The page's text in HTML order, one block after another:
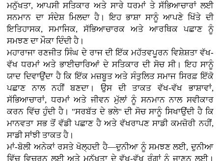
ਮਨੁੱਖਤਾ, ਆਪਸੀ ਸਤਿਕਾਰ ਅਤੇ ਸਾਰੇ ਧਰਮਾਂ ਤੇ ਸੱਭਿਆਚਾਰਾਂ ਲਈ
ਸਨਮਾਨ ਦਾ ਸੰਦੇਸ਼ ਮਿਲਦਾ ਹੈ। ਇਹ ਭਾਸ਼ਾ ਸਾਨੂੰ ਆਪਣੇ ਖਿੱਤੇ ਦੀ
ਇਤਿਹਾਸਕ, ਸਮਾਜਿਕ, ਸੱਭਿਆਚਾਰਕ ਅਤੇ ਆਰਥਿਕ ਪਛਾਣ ਨੂੰ
ਸਮਝਣ ਦਾ ਮੌਕਾ ਦਿੰਦੀ ਹੈ।
ਮਹਾਰਾਜਾ ਰਣਜੀਤ ਸਿੰਘ ਦੇ ਰਾਜ ਦੀ ਇੱਕ ਮਹੱਤਵਪੂਰਨ ਵਿਸ਼ੇਸ਼ਤਾ ਵੱਖ-
ਵੱਖ ਧਰਮਾਂ ਅਤੇ ਭਾਈਚਾਰਿਆਂ ਦੇ ਸਤਿਕਾਰ ਦੀ ਸੋਚ ਸੀ। ਇਹ ਸਾਨੂੰ
ਯਾਦ ਦਿਵਾਉਂਦਾ ਹੈ ਕਿ ਇੱਕ ਮਜ਼ਬੂਤ ਅਤੇ ਸੰਤੁਲਿਤ ਸਮਾਜ ਸਿਰਫ਼ ਇੱਕੋ
ਪਛਾਣ ਨਾਲ ਨਹੀਂ ਬਣਦਾ। ਉਸ ਦੀ ਤਾਕਤ ਵੱਖ-ਵੱਖ ਭਾਸ਼ਾਵਾਂ,
ਸੱਭਿਆਚਾਰਾਂ, ਧਰਮਾਂ ਅਤੇ ਜੀਵਨ ਮੁੱਲਾਂ ਨੂੰ ਸਨਮਾਨ ਨਾਲ ਸਵੀਕਾਰ
ਕਰਨ ਵਿੱਚ ਹੁੰਦੀ ਹੈ। "ਸਰਬੱਤ ਦੇ ਭਲੇ" ਦੀ ਸੋਚ ਸਾਨੂੰ ਸਿਖਾਉਂਦੀ ਹੈ ਕਿ
ਮਾਨਵਤਾ ਸਭ ਤੋਂ ਵੱਡੀ ਪਛਾਣ ਹੈ ਅਤੇ ਵੱਖਰਾਪਣ ਸਾਡੀ ਕਮਜ਼ੋਰੀ ਨਹੀਂ,
ਸਾਡੀ ਸਾਂਝੀ ਤਾਕਤ ਹੈ।
ਮਾਂ-ਬੋਲੀ ਅਨੇਕਾਂ ਰਸਤੇ ਖੋਲ੍ਹਦੀ ਹੈ—ਦੁਨੀਆ ਨੂੰ ਸਮਝਣ ਲਈ, ਦੁਨੀਆ
ਵਿੱਚ ਵਿਚਰਨ ਲਈ ਅਤੇ ਮਨੁੱਖਤਾ ਦੇ ਵੱਖ-ਵੱਖ ਰੰਗਾਂ ਨੂੰ ਜਾਣਨ ਲਈ।